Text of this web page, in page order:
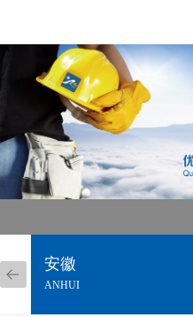
安徽
ANHUI